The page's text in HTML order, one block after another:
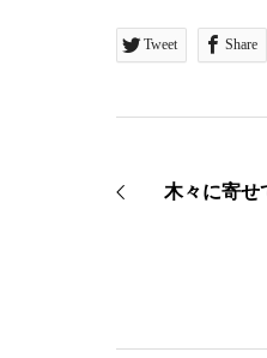
Tweet Share
木々に寄せ